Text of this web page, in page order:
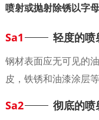
喷射或抛射除锈以字
Sa1 轻度的喷
钢材表面应无可见的
皮，铁锈和油漆涂层等
Sa2 彻底的喷